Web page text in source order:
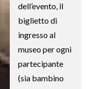
dell’evento, il
biglietto di
ingresso al
museo per ogni
partecipante
(sia bambino